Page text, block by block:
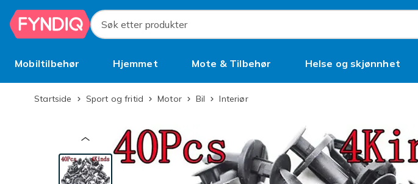
Hopp til hovedinnhold
Søk etter produkter
Mobiltilbehør Hjemmet Mote & Tilbehør Helse og skjønnhet
BruktStartside Sport og fritid Motor Bil Interiør